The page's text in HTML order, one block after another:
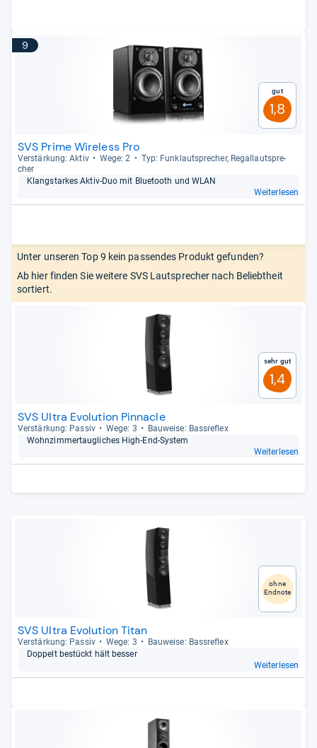
9
Gut
1,8
SVS Prime Wireless Pro
Ver­stär­kung: Aktiv Wege: 2
Typ: Fun­klaut­spre­cher, Regal­laut­spre­
cher
Klang­star­kes Aktiv-​Duo mit Blue­tooth und WLAN
Weiterlesen
Unter unseren Top 9 kein passendes Produkt gefunden?
Ab hier finden Sie weitere SVS Lautsprecher nach Beliebtheit
sortiert.
Sehr gut
1,4
SVS Ultra Evolution Pinnacle
Ver­stär­kung: Pas­siv Wege: 3
Bau­weise: Bass­re­flex
Wohn­zim­mer­taug­li­ches High-​End-​Sys­tem
Weiterlesen
ohne
Endnote
SVS Ultra Evolution Titan
Ver­stär­kung: Pas­siv Wege: 3
Bau­weise: Bass­re­flex
Dop­pelt bestückt hält bes­ser
Weiterlesen